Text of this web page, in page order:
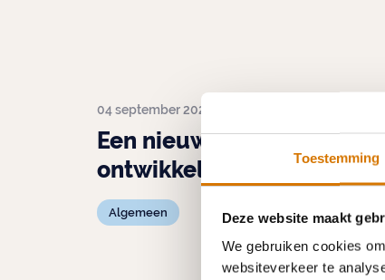
Toestemming
Deze website maakt
We gebruiken cookies
websiteverkeer te
04 september 2025
Een nieuw jaar vol met
ontwikkelingen
Algemeen